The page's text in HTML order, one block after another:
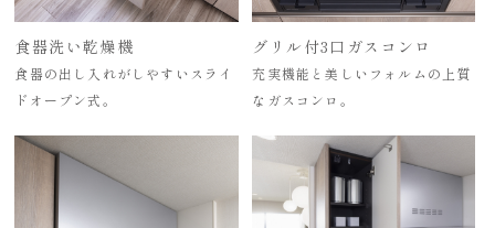
食器洗い乾燥機
食器の出し入れがしやすいスライ
ドオープン式。
グリル付3口ガスコンロ
充実機能と美しいフォルムの上質
なガスコンロ。